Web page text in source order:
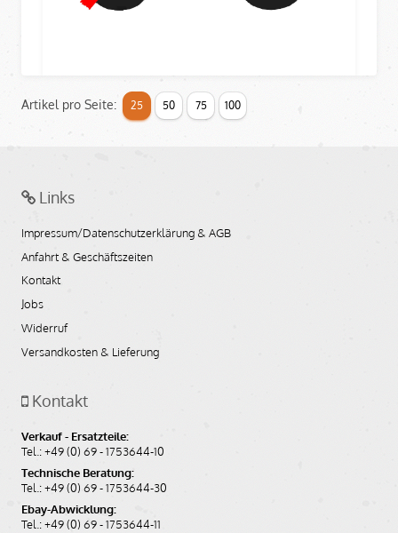
Leerlaufschalter für BMW R50-R69S, komplett, neu
Bildnummer: H008,H022,H019,H014,H017,H016,H015,H020,H018
nicht auf Lager
Artikel pro Seite: 25 50 75 100
Links
Impressum/Datenschutzerklärung & AGB
Anfahrt & Geschäftszeiten
Kontakt
Jobs
Widerruf
Versandkosten & Lieferung
Kontakt
Verkauf - Ersatzteile:
Tel.: +49 (0) 69 - 1753644-10
Technische Beratung:
Tel.: +49 (0) 69 - 1753644-30
Ebay-Abwicklung:
Tel.: +49 (0) 69 - 1753644-11